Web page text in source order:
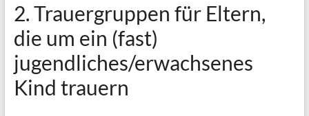
2. Trauergruppen für Eltern,
die um ein (fast)
jugendliches/erwachsenes
Kind trauern